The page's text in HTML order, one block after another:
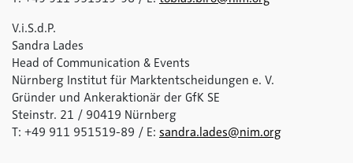
V.i.S.d.P.
Sandra Lades
Head of Communication & Events
Nürnberg Institut für Marktentscheidungen e. V.
Gründer und Ankeraktionär der GfK SE
Steinstr. 21 / 90419 Nürnberg
T: +49 911 951519-89 / E: sandra.lades@nim.org